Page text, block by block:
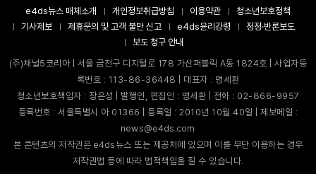
e4ds뉴스 매체소개 개인정보취급방침 이용약관
청소년보호정책
기사제보
제휴문의 및 고객 불만 신고 e4ds윤리강령
정정·반론보도
보도 청구 안내
(주)채널5코리아 | 서울 금천구 디지털로 178 가산퍼블릭 A동 1824호 | 사업자등
록번호 : 113-86-36448 | 대표자 : 명세환
청소년보호책임자 : 장은성 | 발행인, 편집인 : 명세환 | 전화 : 02-866-9957
등록번호 : 서울특별시 아 01366 | 등록일 : 2010년 10월 40일 | 제보메일 :
news@e4ds.com
본 콘텐츠의 저작권은 e4ds뉴스 또는 제공처에 있으며 이를 무단 이용하는 경우
저작권법 등에 따라 법적책임을 질 수 있습니다.